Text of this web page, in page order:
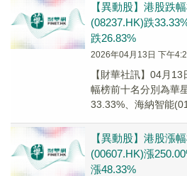
【異動股】港股跌
(08237.HK)跌
跌26.83%
2026年04月13日 下午
【財華社訊】04月
幅榜前十名分別為華
33.33%、海納智能
【異動股】港股漲
(00607.HK)漲
漲48.33%